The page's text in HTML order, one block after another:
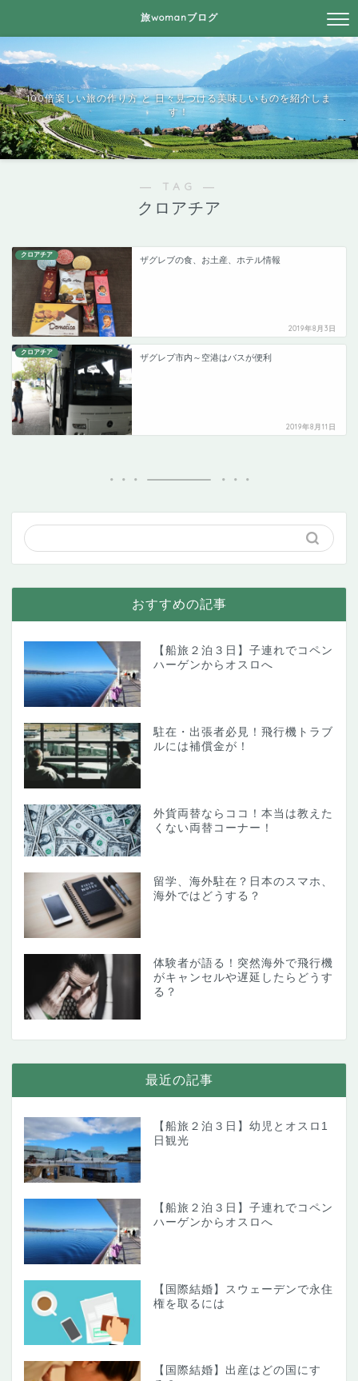
旅womanブログ
100倍楽しい旅の作り方 と 日々見つける美味しいものを紹介しま
す！
― TAG ―
クロアチア
クロアチア
ザグレブの食、お土産、ホテル情報
2019年8月3日
クロアチア
ザグレブ市内～空港はバスが便利
2019年8月11日
おすすめの記事
【船旅２泊３日】子連れでコペン
ハーゲンからオスロへ
駐在・出張者必見！飛行機トラブ
ルには補償金が！
外貨両替ならココ！本当は教えた
くない両替コーナー！
留学、海外駐在？日本のスマホ、
海外ではどうする？
体験者が語る！突然海外で飛行機
がキャンセルや遅延したらどうす
る？
最近の記事
【船旅２泊３日】幼児とオスロ1
日観光
【船旅２泊３日】子連れでコペン
ハーゲンからオスロへ
【国際結婚】スウェーデンで永住
権を取るには
【国際結婚】出産はどの国にす